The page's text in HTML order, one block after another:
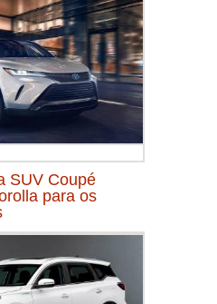
SUV Coupé
para os